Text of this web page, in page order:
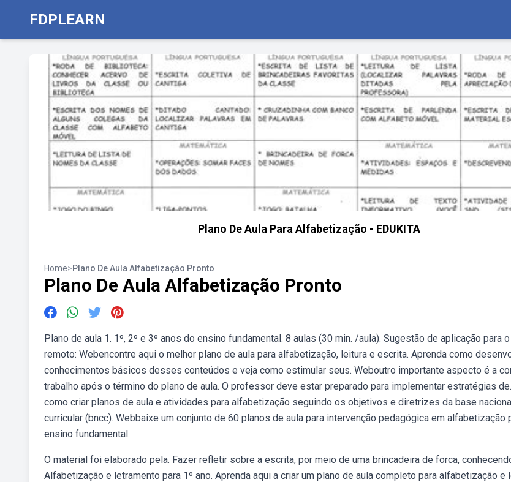
FDPLEARN
Plano De Aula Para Alfabetização - EDUKITA
Home>Plano De Aula Alfabetização Pronto
Plano De Aula Alfabetização Pronto
Plano de aula 1. 1º, 2º e 3º anos do ensino fundamental. 8 aulas (30 min. /aula). Sugestão de aplicação para
remoto: Webencontre aqui o melhor plano de aula para alfabetização, leitura e escrita. Aprenda como
conhecimentos básicos desses conteúdos e veja como estimular seus. Weboutro importante aspecto é a
trabalho após o término do plano de aula. O professor deve estar preparado para implementar estratégias
como criar planos de aula e atividades para alfabetização seguindo os objetivos e diretrizes da base
curricular (bncc). Webbaixe um conjunto de 60 planos de aula para intervenção pedagógica em alfabetização
ensino fundamental.
O material foi elaborado pela. Fazer refletir sobre a escrita, por meio de uma brincadeira de forca,
Alfabetização e letramento para 1º ano. Aprenda aqui a criar um plano de aula completo para alfabetização e